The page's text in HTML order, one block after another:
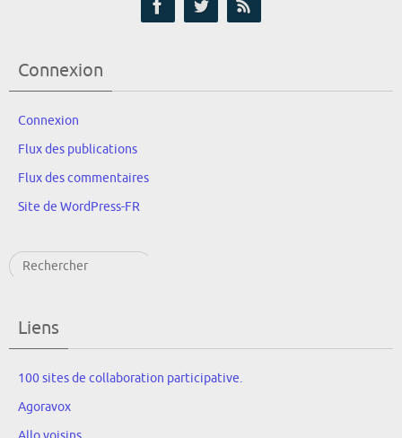
Connexion
Connexion
Flux des publications
Flux des commentaires
Site de WordPress-FR
Rechercher
Liens
100 sites de collaboration participative.
Agoravox